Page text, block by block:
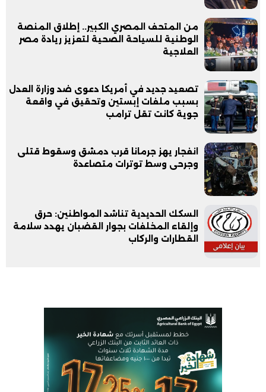
من المتحف المصري الكبير.. إطلاق المنصة
الوطنية للسياحة الصحية لتعزيز ريادة مصر
العلاجية
تصعيد جديد في أمريكا دعوى ضد وزارة العدل
بسبب ملفات إبستين وتحقيق في واقعة
جوية كانت تقل ترامب
انفجار يهز جرمانا قرب دمشق وسقوط قتلى
وجرحى وسط توترات متصاعدة
السكك الحديدية تناشد المواطنين: حرق
وإلقاء المخلفات بجوار القضبان يهدد سلامة
القطارات والركاب